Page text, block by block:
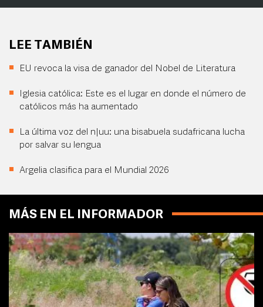
LEE TAMBIÉN
EU revoca la visa de ganador del Nobel de Literatura
Iglesia católica: Este es el lugar en donde el número de
católicos más ha aumentado
La última voz del n|uu: una bisabuela sudafricana lucha
por salvar su lengua
Argelia clasifica para el Mundial 2026
MÁS EN EL INFORMADOR